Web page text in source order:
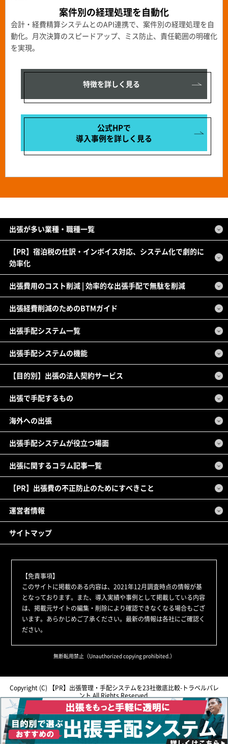
案件別の経理処理を自動化
会計・経費精算システムとのAPI連携で、案件別の経理処理を自
動化。月次決算のスピードアップ、ミス防止、責任範囲の明確化
を実現。
特徴を詳しく見る
公式HPで
導入事例を詳しく見る
出張が多い業種・職種一覧
【PR】宿泊税の仕訳・インボイス対応、システム化で劇的に
効率化
出張費用のコスト削減 | 効率的な出張手配で無駄を削減
出張経費削減のためのBTMガイド
出張手配システム一覧
出張手配システムの機能
【目的別】出張の法人契約サービス
出張で手配するもの
海外への出張
出張手配システムが役立つ場面
出張に関するコラム記事一覧
【PR】出張費の不正防止のためにすべきこと
運営者情報
サイトマップ
【免責事項】
このサイトに掲載のある内容は、2021年12月調査時点の情報が基
となっております。また、導入実績や事例として掲載している内容
は、掲載元サイトの編集・削除により確認できなくなる場合もござ
います。あらかじめご了承ください。最新の情報は各社にご確認く
ださい。
無断転用禁止（Unauthorized copying prohibited.）
Copyright (C)
出張管理・手配システムを23社徹底比較-トラベルパレ
ントAll Rights Reserved.